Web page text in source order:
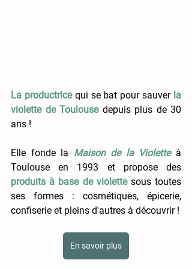
La productrice qui se bat pour sauver la
violette de Toulouse depuis plus de 30
ans !
Elle fonde la Maison de la Violette à
produits à base de violette sous toutes
ses formes : cosmétiques, épicerie,
confiserie et pleins d'autres à découvrir !
En savoir plus